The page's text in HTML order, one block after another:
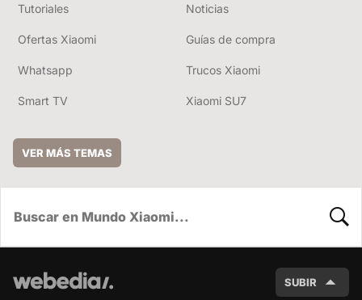
Tutoriales Noticias
Ofertas Xiaomi Guías de compra
Whatsapp Trucos Xiaomi
Smart TV Xiaomi SU7
VER MÁS TEMAS
SUBIR